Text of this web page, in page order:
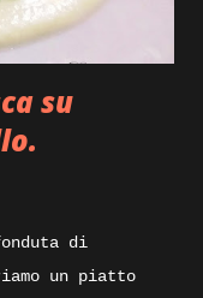
asciugando
sempre
su
di
un piatto